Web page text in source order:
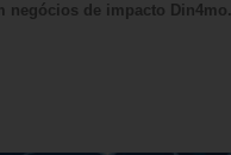
negócios de impacto Din4mo.